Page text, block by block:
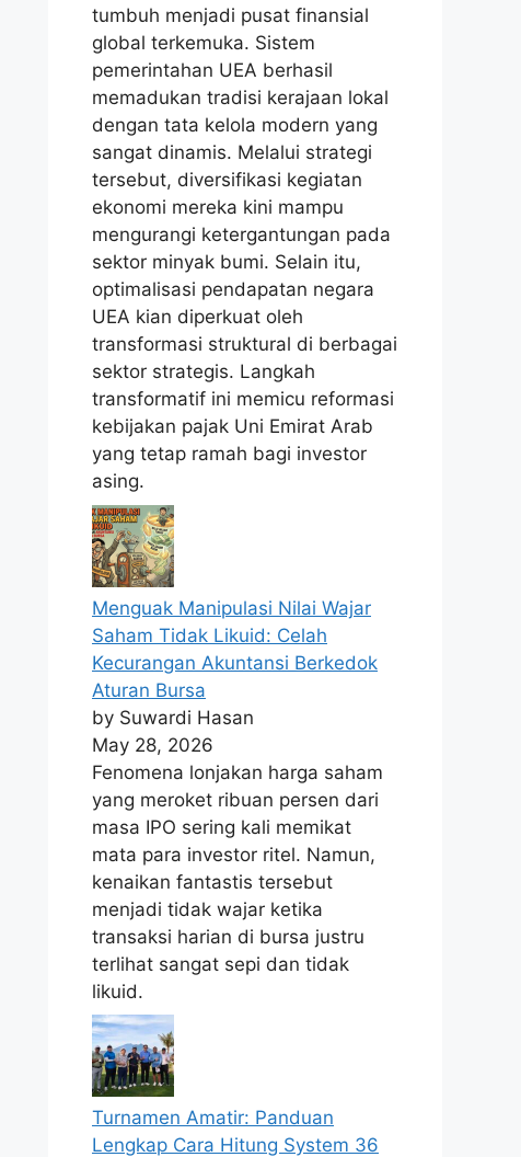
tumbuh menjadi pusat finansial
global terkemuka. Sistem
pemerintahan UEA berhasil
memadukan tradisi kerajaan lokal
dengan tata kelola modern yang
sangat dinamis. Melalui strategi
tersebut, diversifikasi kegiatan
ekonomi mereka kini mampu
mengurangi ketergantungan pada
sektor minyak bumi. Selain itu,
optimalisasi pendapatan negara
UEA kian diperkuat oleh
transformasi struktural di berbagai
sektor strategis. Langkah
transformatif ini memicu reformasi
kebijakan pajak Uni Emirat Arab
yang tetap ramah bagi investor
asing.
Menguak Manipulasi Nilai Wajar
Saham Tidak Likuid: Celah
Kecurangan Akuntansi Berkedok
Aturan Bursa
by Suwardi Hasan
May 28, 2026
Fenomena lonjakan harga saham
yang meroket ribuan persen dari
masa IPO sering kali memikat
mata para investor ritel. Namun,
kenaikan fantastis tersebut
menjadi tidak wajar ketika
transaksi harian di bursa justru
terlihat sangat sepi dan tidak
likuid.
Turnamen Amatir: Panduan
Lengkap Cara Hitung System 36